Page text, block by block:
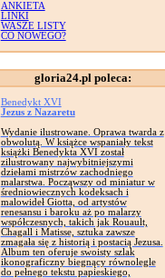
ANKIETA
LINKI
WASZE LISTY
CO NOWEGO?
gloria24.pl poleca:
Benedykt XVI
Jezus z Nazaretu
Wydanie ilustrowane. Oprawa twarda z
obwolutą. W książce wspaniały tekst
książki Benedykta XVI został
zilustrowany najwybitniejszymi
dziełami mistrzów zachodniego
malarstwa. Począwszy od miniatur w
średniowiecznych kodeksach i
malowideł Giotta, od artystów
renesansu i baroku aż po malarzy
współczesnych, takich jak Rouault,
Chagall i Matisse, sztuka zawsze
zmagała się z historią i postacią Jezusa.
Album ten oferuje swoisty szlak
ikonograficzny biegnący równolegle
do pełnego tekstu papieskiego,